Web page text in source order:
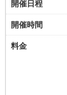
開催日程
開催時間
料金